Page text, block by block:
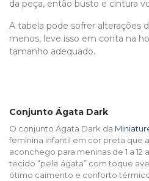
da peça, então busto e cintura
A tabela pode sofrer alterações
menos, leve isso em conta na
tamanho adequado.
Conjunto Ágata Dark
O conjunto Ágata Dark da
feminina infantil em cor preta que
aconchego para meninas de 1 a
tecido “pele ágata” com toque
ótimo caimento e conforto térmico